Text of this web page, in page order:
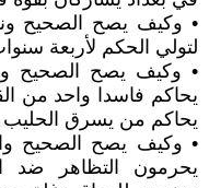
• وكيف يصح الصحيح
لتولي الحكم لأربعة
• وكيف يصح الصحيح
يحاكم فاسدا واحد من
يحاكم من يسرق الحليب
• وكيف يصح الصحيح
يحرمون التظاهر ضد